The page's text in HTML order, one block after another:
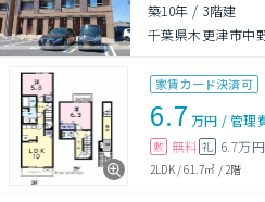
築10年 / 3階建
千葉県木更津市中
家賃カード決済可
6.7 万円 /管理
敷 無料 礼 6.7万円
2LDK/61.7㎡ /2階